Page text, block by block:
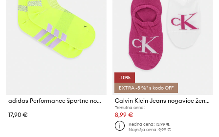
adidas Performance športne nogavice
17,90 €
-10%
EXTRA -5 %* s kodo OFF
Calvin Klein Jeans nogavice ženske z bombažem paket 2 kosov
Trenutna cena:
8,99 €
Redna cena:13,99 €
Najnižja cena:9,99 €